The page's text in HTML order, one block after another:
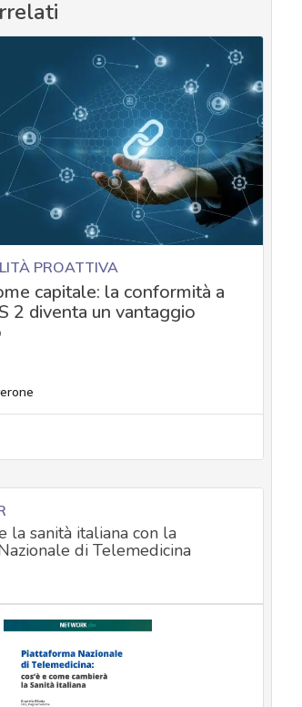
PROATTIVA
capitale: la conformità a
2 diventa un vantaggio
la sanità italiana con la
di Telemedicina